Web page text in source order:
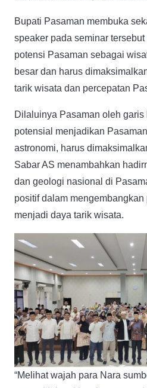
Bupati Pasaman membuka
speaker pada seminar
potensi Pasaman sebagai
besar dan harus
tarik wisata dan percepatan
Dilaluinya Pasaman oleh
potensial menjadikan
astronomi, harus
Sabar AS menambahkan
dan geologi nasional di
positif dalam
menjadi daya tarik wisata.
“Melihat wajah para Nara